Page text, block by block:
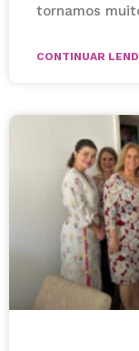
tornamos
CONTINUAR